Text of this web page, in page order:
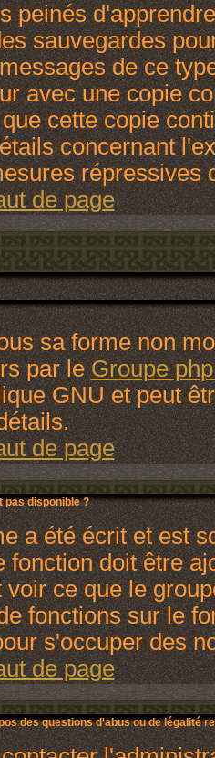
peinés
sauvegardes
de ce
avec une copie
cette copie
concernant
répressives
de page
sa forme non
par leGroupe
GNU et peut
de page
pas disponible ?
a été écrit et est
fonction doit être
voir ce que le
fonctions sur le
s'occuper des
de page
des questions d'abus ou de légalité